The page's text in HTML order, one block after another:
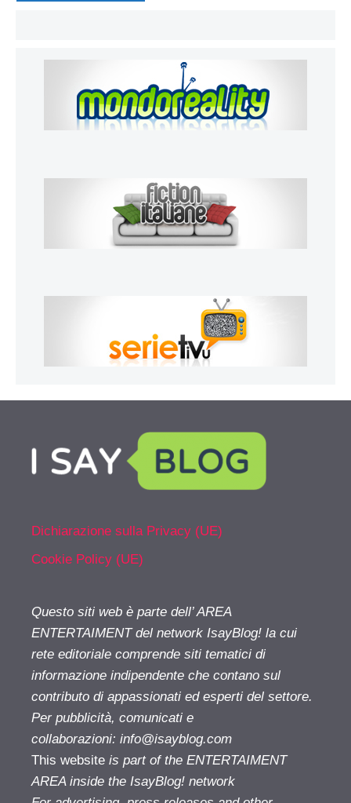
Dichiarazione sulla Privacy (UE)
Cookie Policy (UE)
Questo siti web è parte dell’ AREA
ENTERTAIMENT del network IsayBlog! la cui
rete editoriale comprende siti tematici di
informazione indipendente che contano sul
contributo di appassionati ed esperti del settore.
Per pubblicità, comunicati e
collaborazioni: info@isayblog.com
This website is part of the ENTERTAIMENT
AREA inside the IsayBlog! network